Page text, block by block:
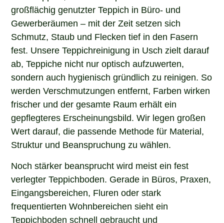
großflächig genutzter Teppich in Büro- und
Gewerberäumen – mit der Zeit setzen sich
Schmutz, Staub und Flecken tief in den Fasern
fest. Unsere Teppichreinigung in Usch zielt darauf
ab, Teppiche nicht nur optisch aufzuwerten,
sondern auch hygienisch gründlich zu reinigen. So
werden Verschmutzungen entfernt, Farben wirken
frischer und der gesamte Raum erhält ein
gepflegteres Erscheinungsbild. Wir legen großen
Wert darauf, die passende Methode für Material,
Struktur und Beanspruchung zu wählen.
Noch stärker beansprucht wird meist ein fest
verlegter Teppichboden. Gerade in Büros, Praxen,
Eingangsbereichen, Fluren oder stark
frequentierten Wohnbereichen sieht ein
Teppichboden schnell gebraucht und